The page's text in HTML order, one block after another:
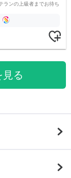
ランの上級者までお待ち
見る